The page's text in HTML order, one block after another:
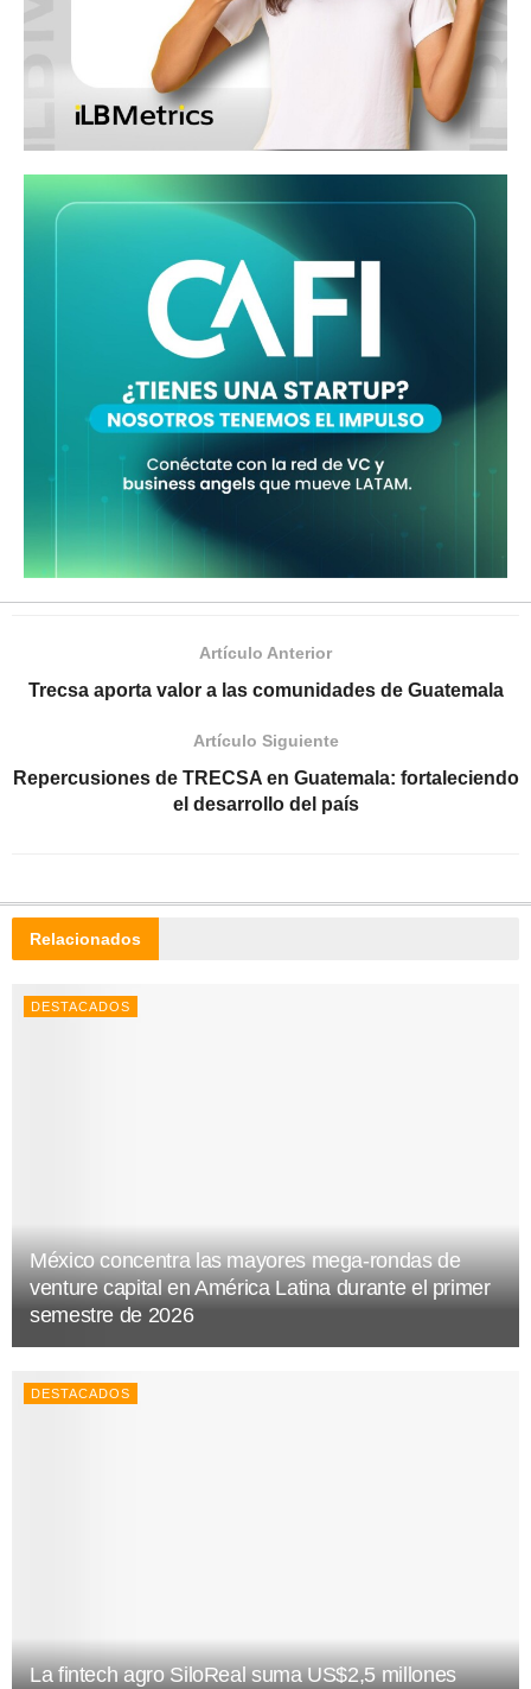
Artículo Anterior
Trecsa aporta valor a las comunidades de Guatemala
Artículo Siguiente
Repercusiones de TRECSA en Guatemala: fortaleciendo
el desarrollo del país
Relacionados
DESTACADOS
México concentra las mayores mega-rondas de
venture capital en América Latina durante el primer
semestre de 2026
DESTACADOS
La fintech agro SiloReal suma US$2,5 millones